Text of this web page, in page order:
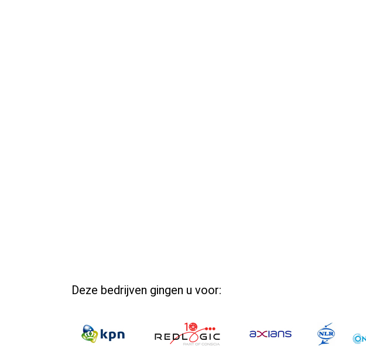
Deze bedrijven gingen u voor: